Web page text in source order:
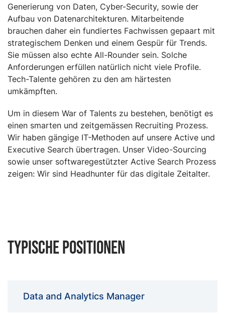
Generierung von Daten, Cyber-Security, sowie der
Aufbau von Datenarchitekturen. Mitarbeitende
brauchen daher ein fundiertes Fachwissen gepaart mit
strategischem Denken und einem Gespür für Trends.
Sie müssen also echte All-Rounder sein. Solche
Anforderungen erfüllen natürlich nicht viele Profile.
Tech-Talente gehören zu den am härtesten
umkämpften.
Um in diesem War of Talents zu bestehen, benötigt es
einen smarten und zeitgemässen Recruiting Prozess.
Wir haben gängige IT-Methoden auf unsere Active und
Executive Search übertragen. Unser Video-Sourcing
sowie unser softwaregestützter Active Search Prozess
zeigen: Wir sind Headhunter für das digitale Zeitalter.
Typische Positionen
Data and Analytics Manager